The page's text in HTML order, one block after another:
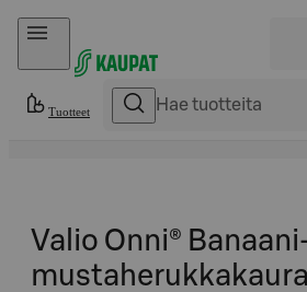
Hyppää sisältöön
Tuotteet
Valio Onni®